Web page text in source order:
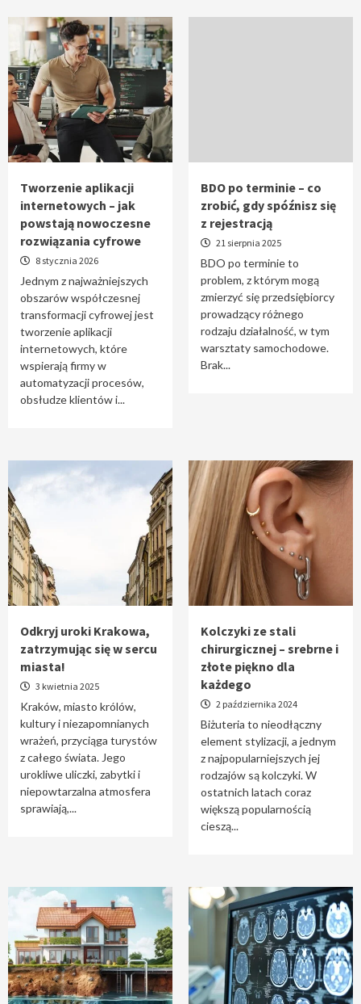
Tworzenie aplikacji
internetowych – jak
powstają nowoczesne
rozwiązania cyfrowe
8 stycznia 2026
Jednym z najważniejszych
obszarów współczesnej
transformacji cyfrowej jest
tworzenie aplikacji
internetowych, które
wspierają firmy w
automatyzacji procesów,
obsłudze klientów i...
BDO po terminie – co
zrobić, gdy spóźnisz się
z rejestracją
21 sierpnia 2025
BDO po terminie to
problem, z którym mogą
zmierzyć się przedsiębiorcy
prowadzący różnego
rodzaju działalność, w tym
warsztaty samochodowe.
Brak...
Odkryj uroki Krakowa,
zatrzymując się w sercu
miasta!
3 kwietnia 2025
Kraków, miasto królów,
kultury i niezapomnianych
wrażeń, przyciąga turystów
z całego świata. Jego
urokliwe uliczki, zabytki i
niepowtarzalna atmosfera
sprawiają,...
Kolczyki ze stali
chirurgicznej – srebrne i
złote piękno dla
każdego
2 października 2024
Biżuteria to nieodłączny
element stylizacji, a jednym
z najpopularniejszych jej
rodzajów są kolczyki. W
ostatnich latach coraz
większą popularnością
cieszą...